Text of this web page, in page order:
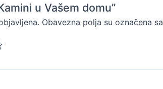
u Vašem domu”
Obavezna polja su označena sa